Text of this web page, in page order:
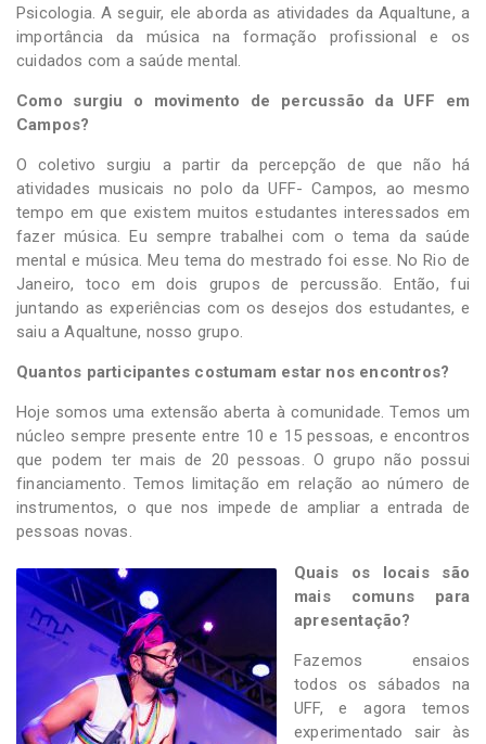
Psicologia. A seguir, ele aborda as atividades da Aqualtune, a
importância da música na formação profissional e os
cuidados com a saúde mental.
Como surgiu o movimento de percussão da UFF em
Campos?
O coletivo surgiu a partir da percepção de que não há
atividades musicais no polo da UFF- Campos, ao mesmo
tempo em que existem muitos estudantes interessados em
fazer música. Eu sempre trabalhei com o tema da saúde
mental e música. Meu tema do mestrado foi esse. No Rio de
Janeiro, toco em dois grupos de percussão. Então, fui
juntando as experiências com os desejos dos estudantes, e
saiu a Aqualtune, nosso grupo.
Quantos participantes costumam estar nos encontros?
Hoje somos uma extensão aberta à comunidade. Temos um
núcleo sempre presente entre 10 e 15 pessoas, e encontros
que podem ter mais de 20 pessoas. O grupo não possui
financiamento. Temos limitação em relação ao número de
instrumentos, o que nos impede de ampliar a entrada de
pessoas novas.
Quais os locais são
mais comuns para
apresentação?
Fazemos ensaios
todos os sábados na
UFF, e agora temos
experimentado sair às